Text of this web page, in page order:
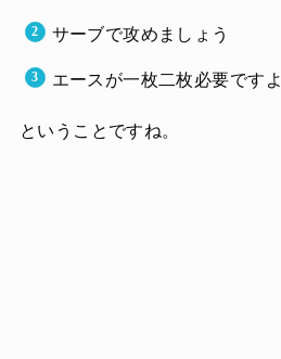
サーブで攻めましょう
エースが一枚二枚必要ですよ
ということですね。